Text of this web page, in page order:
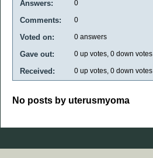
Answers: 0
Comments: 0
Voted on: 0 answers
Gave out: 0 up votes, 0 down votes
Received: 0 up votes, 0 down votes
No posts by uterusmyoma